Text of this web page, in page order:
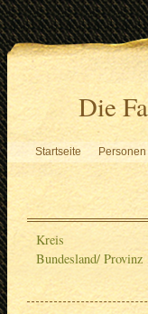
Die
Startseite Personen
Kreis
Bundesland/ Provinz